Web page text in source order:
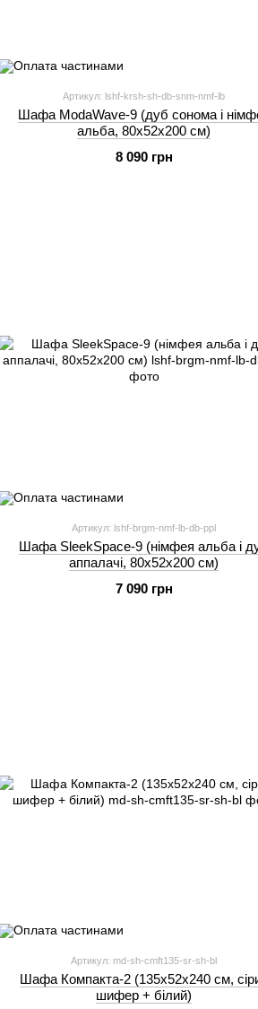
Артикул: lshf-krsh-sh-db-snm-nmf-lb
Шафа ModaWave-9 (дуб сонома і
альба, 80х52х200 см)
8 090 грн
Артикул: lshf-brgm-nmf-lb-db-ppl
Шафа SleekSpace-9 (німфея альба і
аппалачі, 80х52х200 см)
7 090 грн
Артикул: md-sh-cmft135-sr-sh-bl
Шафа Компакта-2 (135х52х240 см,
шифер + білий)